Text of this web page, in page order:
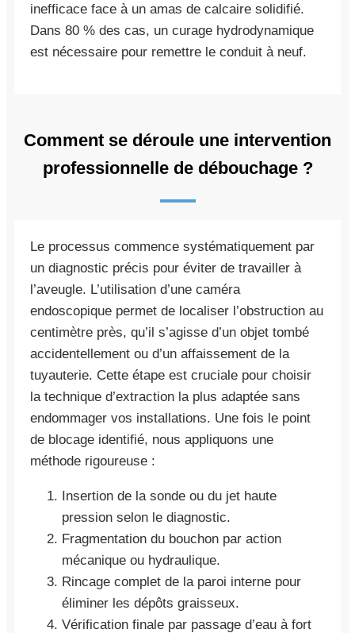
inefficace face à un amas de calcaire solidifié.
Dans 80 % des cas, un curage hydrodynamique
est nécessaire pour remettre le conduit à neuf.
Comment se déroule une intervention
professionnelle de débouchage ?
Le processus commence systématiquement par
un diagnostic précis pour éviter de travailler à
l’aveugle. L’utilisation d’une caméra
endoscopique permet de localiser l’obstruction au
centimètre près, qu’il s’agisse d’un objet tombé
accidentellement ou d’un affaissement de la
tuyauterie. Cette étape est cruciale pour choisir
la technique d’extraction la plus adaptée sans
endommager vos installations. Une fois le point
de blocage identifié, nous appliquons une
méthode rigoureuse :
Insertion de la sonde ou du jet haute
pression selon le diagnostic.
Fragmentation du bouchon par action
mécanique ou hydraulique.
Rincage complet de la paroi interne pour
éliminer les dépôts graisseux.
Vérification finale par passage d’eau à fort